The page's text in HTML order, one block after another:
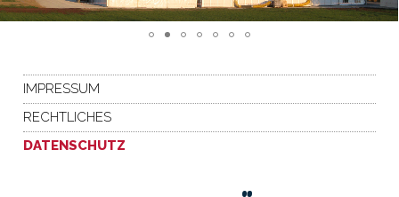
IMPRESSUM
RECHTLICHES
DATENSCHUTZ